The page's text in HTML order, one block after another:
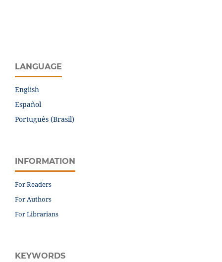
LANGUAGE
English
Español
Português (Brasil)
INFORMATION
For Readers
For Authors
For Librarians
KEYWORDS